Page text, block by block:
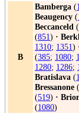
B
Bamberga (
Beaugency (
Beccanceld (
(851) ·
1310; 1351)
(385; 1080;
1280; 1286;
Bratislava (
Bressanone (
(519) ·
(1080)